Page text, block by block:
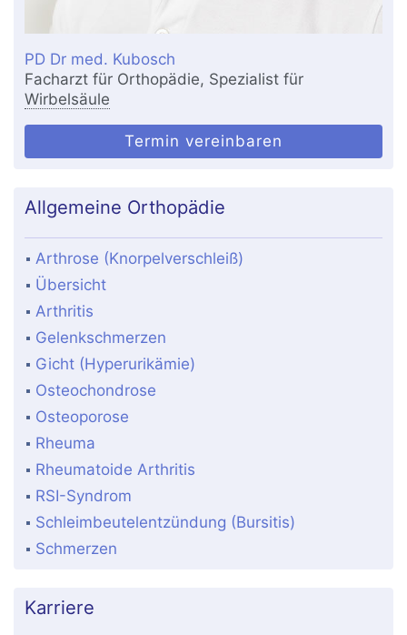
PD Dr med. Kubosch
Facharzt für Orthopädie, Spezialist für
Wirbelsäule
Termin vereinbaren
Allgemeine Orthopädie
Arthrose (Knorpelverschleiß)
Übersicht
Arthritis
Gelenkschmerzen
Gicht (Hyperurikämie)
Osteochondrose
Osteoporose
Rheuma
Rheumatoide Arthritis
RSI-Syndrom
Schleimbeutelentzündung (Bursitis)
Schmerzen
Karriere